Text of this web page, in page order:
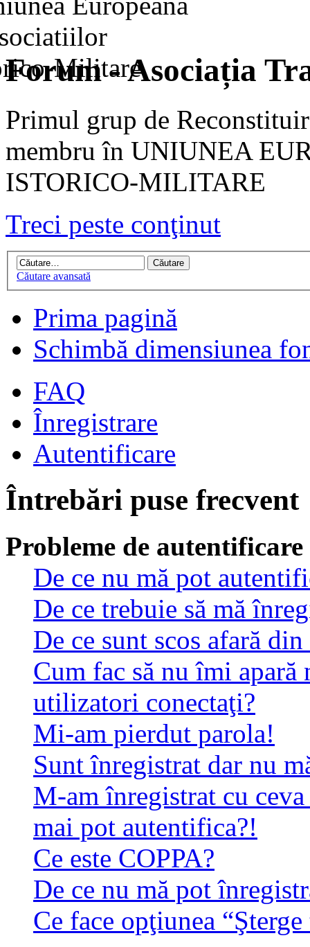
Forum - Asociația
Primul grup de
membru în UNIUNEA
ISTORICO-MILITARE
Treci peste conţinut
Căutare avansată
Prima pagină
Schimbă dimensiunea
FAQ
Înregistrare
Autentificare
Întrebări puse frecvent
Probleme de
De ce nu mă pot
De ce trebuie să mă
De ce sunt scos afară
Cum fac să nu îmi
utilizatori conectaţi?
Mi-am pierdut parola!
Sunt înregistrat dar nu
M-am înregistrat cu
mai pot autentifica?!
Ce este COPPA?
De ce nu mă pot
Ce face opţiunea